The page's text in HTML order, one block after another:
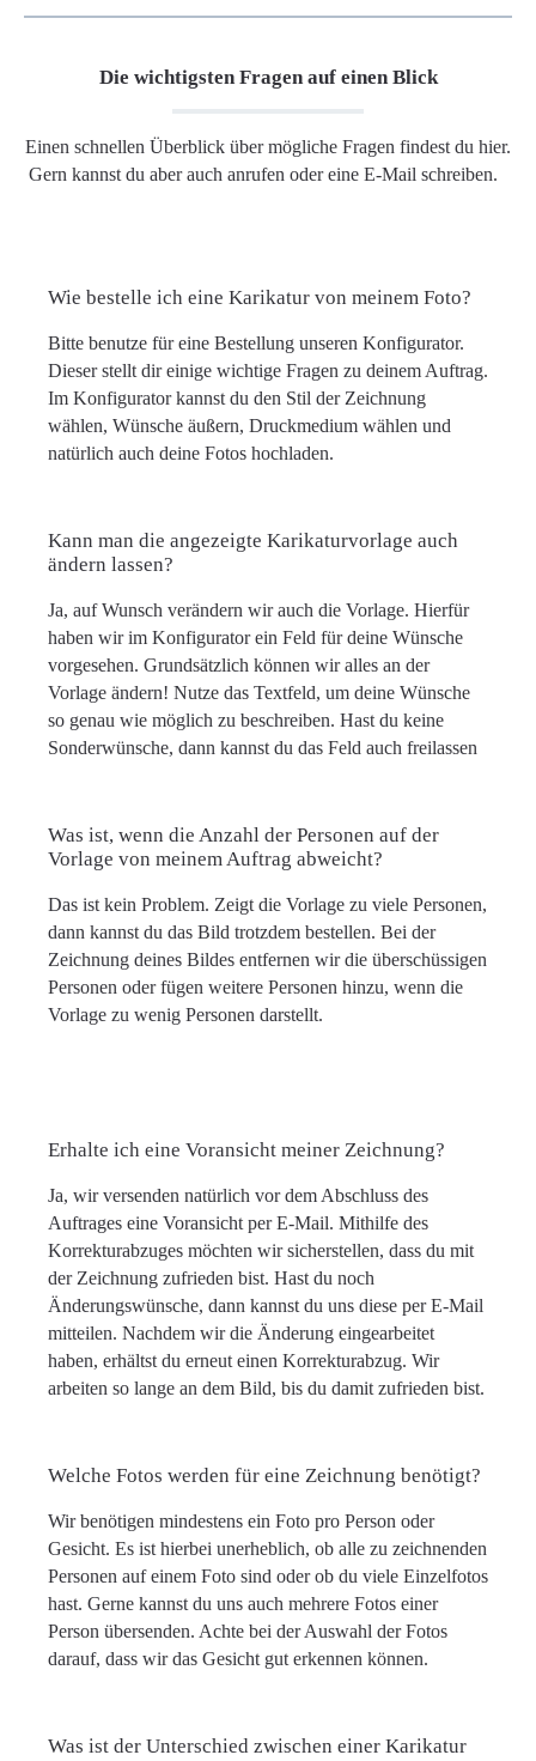
Die wichtigsten Fragen auf einen Blick
Einen schnellen Überblick über mögliche Fragen findest du hier.
Gern kannst du aber auch anrufen oder eine E-Mail schreiben.
Wie bestelle ich eine Karikatur von meinem Foto?
Bitte benutze für eine Bestellung unseren Konfigurator.
Dieser stellt dir einige wichtige Fragen zu deinem Auftrag.
Im Konfigurator kannst du den Stil der Zeichnung
wählen, Wünsche äußern, Druckmedium wählen und
natürlich auch deine Fotos hochladen.
Kann man die angezeigte Karikaturvorlage auch
ändern lassen?
Ja, auf Wunsch verändern wir auch die Vorlage. Hierfür
haben wir im Konfigurator ein Feld für deine Wünsche
vorgesehen. Grundsätzlich können wir alles an der
Vorlage ändern! Nutze das Textfeld, um deine Wünsche
so genau wie möglich zu beschreiben. Hast du keine
Sonderwünsche, dann kannst du das Feld auch freilassen
Was ist, wenn die Anzahl der Personen auf der
Vorlage von meinem Auftrag abweicht?
Das ist kein Problem. Zeigt die Vorlage zu viele Personen,
dann kannst du das Bild trotzdem bestellen. Bei der
Zeichnung deines Bildes entfernen wir die überschüssigen
Personen oder fügen weitere Personen hinzu, wenn die
Vorlage zu wenig Personen darstellt.
Erhalte ich eine Voransicht meiner Zeichnung?
Ja, wir versenden natürlich vor dem Abschluss des
Auftrages eine Voransicht per E-Mail. Mithilfe des
Korrekturabzuges möchten wir sicherstellen, dass du mit
der Zeichnung zufrieden bist. Hast du noch
Änderungswünsche, dann kannst du uns diese per E-Mail
mitteilen. Nachdem wir die Änderung eingearbeitet
haben, erhältst du erneut einen Korrekturabzug. Wir
arbeiten so lange an dem Bild, bis du damit zufrieden bist.
Welche Fotos werden für eine Zeichnung benötigt?
Wir benötigen mindestens ein Foto pro Person oder
Gesicht. Es ist hierbei unerheblich, ob alle zu zeichnenden
Personen auf einem Foto sind oder ob du viele Einzelfotos
hast. Gerne kannst du uns auch mehrere Fotos einer
Person übersenden. Achte bei der Auswahl der Fotos
darauf, dass wir das Gesicht gut erkennen können.
Was ist der Unterschied zwischen einer Karikatur